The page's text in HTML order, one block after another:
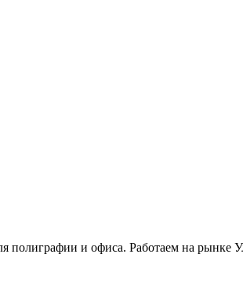
и офиса. Работаем на рынке